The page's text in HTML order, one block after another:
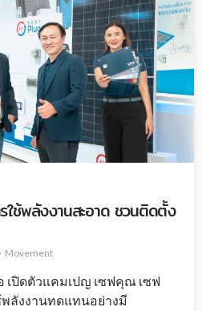
ใช้พลังงานสะอาด ชวนติดตั้ง
Movement
เปิดตัวแคมเปญ เซฟคุณ เซฟ
พลังงานทดแทนอย่างมี